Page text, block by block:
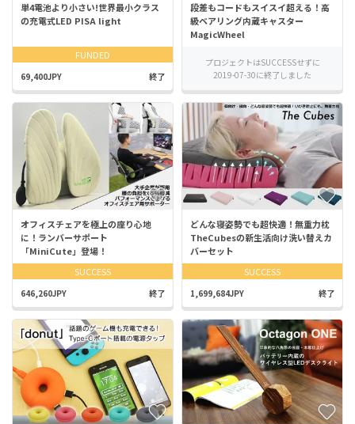
単4電池より小さい!世界最小クラス
の充電式LED PISA light
FUNDED
69,400JPY 終了
段差もコードもスイスイ超える！高
級ベアリング内蔵キャスター
MagicWheel
プロジェクトはSUCCESSせずに
2019-07-30に終了しました
オフィスチェアを極上の座り心地
に！ランバーサポート
「MiniCute」登場！
SUCCESS
646,260JPY 終了
どんな寝姿勢でも超快適！無重力枕
TheCubesの新生活向け洗い替えカ
バーセット
SUCCESS
1,699,684JPY 終了